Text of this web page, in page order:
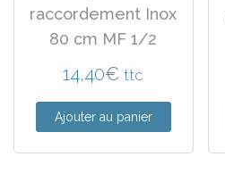
raccordement Inox
80 cm MF 1/2
14,40€ ttc
Ajouter au panier